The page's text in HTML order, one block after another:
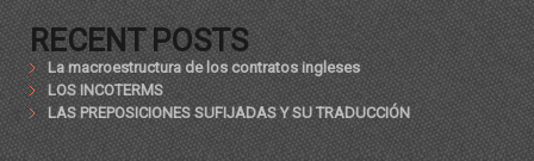
RECENT POSTS
La macroestructura de los contratos ingleses
LOS INCOTERMS
LAS PREPOSICIONES SUFIJADAS Y SU TRADUCCIÓN